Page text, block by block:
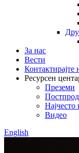
За нас
Вести
Контактирајте
Ресурсен
Преземи
Видео
English